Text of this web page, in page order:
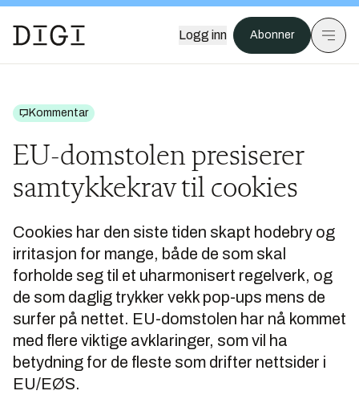
Logg inn Abonner
Kommentar
EU-domstolen presiserer
samtykkekrav til cookies
Cookies har den siste tiden skapt hodebry og
irritasjon for mange, både de som skal
forholde seg til et uharmonisert regelverk, og
de som daglig trykker vekk pop-ups mens de
surfer på nettet. EU-domstolen har nå kommet
med flere viktige avklaringer, som vil ha
betydning for de fleste som drifter nettsider i
EU/EØS.